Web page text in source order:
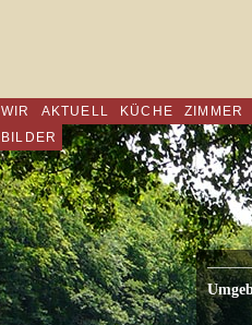
WIR AKTUELL KÜCHE ZIMMER
BILDER